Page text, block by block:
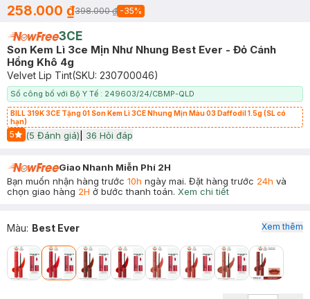
258.000 ₫398.000 ₫ -35%
3CE
Son Kem Lì 3ce Mịn Như Nhung Best Ever - Đỏ Cánh
Hồng Khô 4g
Velvet Lip Tint(SKU: 230700046)
Số công bố với Bộ Y Tế : 249603/24/CBMP-QLD
BILL 319K 3CE Tặng 01 Son Kem Lì 3CE Nhung Mịn Màu 03 Daffodil 1.5g (SL có
hạn)
5
Start Icon
(5 Đánh giá) 36 Hỏi đáp
Giao Nhanh Miễn Phí 2H
Bạn muốn nhận hàng trước 10h ngày mai. Đặt hàng trước 24h và
chọn giao hàng 2H ở bước thanh toán. Xem chi tiết
Màu: Best Ever Xem thêm